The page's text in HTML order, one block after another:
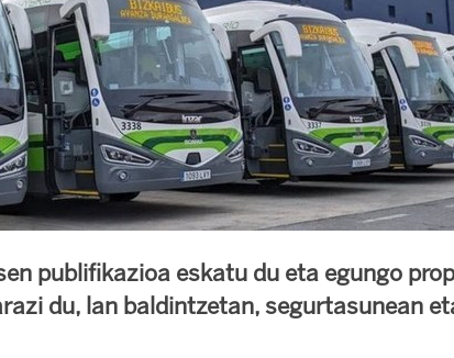
publifikazioa eskatu du eta egungo
du, lan baldintzetan, segurtasunean